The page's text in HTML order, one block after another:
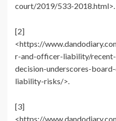
court/2019/533-2018.html>.
[2]
<https://
r-and-officer-liability/
decision-underscores-
liability-risks/>.
[3]
<https://